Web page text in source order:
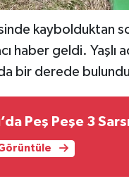
kaybolduktan
haber geldi. Yaşlı
bir derede
Peş Peşe 3